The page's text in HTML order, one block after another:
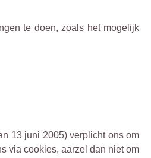
te doen, zoals het mogelijk
13 juni 2005) verplicht ons om
via cookies, aarzel dan niet om